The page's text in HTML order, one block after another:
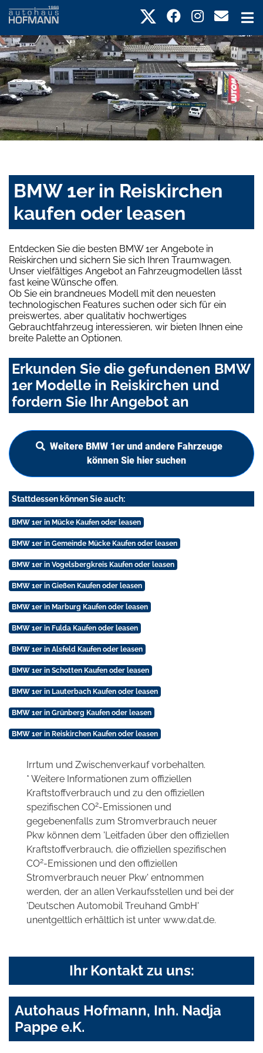
BMW 1er in Reiskirchen
kaufen oder leasen
Entdecken Sie die besten BMW 1er Angebote in
Reiskirchen und sichern Sie sich Ihren Traumwagen.
Unser vielfältiges Angebot an Fahrzeugmodellen lässt
fast keine Wünsche offen.
Ob Sie ein brandneues Modell mit den neuesten
technologischen Features suchen oder sich für ein
preiswertes, aber qualitativ hochwertiges
Gebrauchtfahrzeug interessieren, wir bieten Ihnen eine
breite Palette an Optionen.
Erkunden Sie die gefundenen BMW
1er Modelle in Reiskirchen und
fordern Sie Ihr Angebot an
Weitere BMW 1er und andere Fahrzeuge
können Sie hier suchen
Stattdessen können Sie auch:
BMW 1er in Mücke Kaufen oder leasen
BMW 1er in Gemeinde Mücke Kaufen oder leasen
BMW 1er in Vogelsbergkreis Kaufen oder leasen
BMW 1er in Gießen Kaufen oder leasen
BMW 1er in Marburg Kaufen oder leasen
BMW 1er in Fulda Kaufen oder leasen
BMW 1er in Alsfeld Kaufen oder leasen
BMW 1er in Schotten Kaufen oder leasen
BMW 1er in Lauterbach Kaufen oder leasen
BMW 1er in Grünberg Kaufen oder leasen
BMW 1er in Reiskirchen Kaufen oder leasen
Irrtum und Zwischenverkauf vorbehalten.
* Weitere Informationen zum offiziellen
Kraftstoffverbrauch und zu den offiziellen
spezifischen CO2-Emissionen und
gegebenenfalls zum Stromverbrauch neuer
Pkw können dem 'Leitfaden über den offiziellen
Kraftstoffverbrauch, die offiziellen spezifischen
CO2-Emissionen und den offiziellen
Stromverbrauch neuer Pkw' entnommen
werden, der an allen Verkaufsstellen und bei der
'Deutschen Automobil Treuhand GmbH'
unentgeltlich erhältlich ist unter www.dat.de.
Ihr Kontakt zu uns:
Autohaus Hofmann, Inh. Nadja
Pappe e.K.